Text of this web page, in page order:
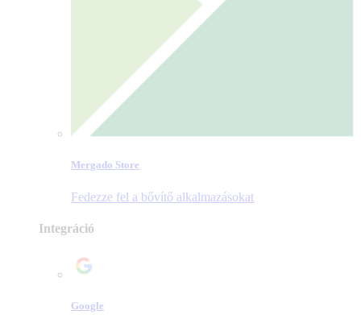
Mergado Store
Fedezze fel a bővítő alkalmazásokat
Integráció
Google